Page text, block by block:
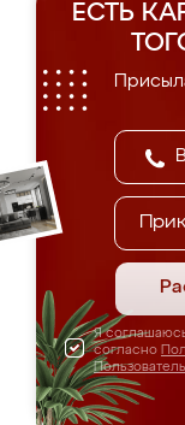
ЕСТЬ
Я
согласно